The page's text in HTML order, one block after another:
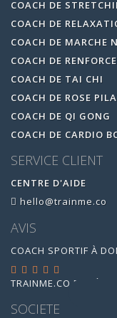
COACH DE
COACH DE
COACH DE MARCHE
COACH DE
COACH DE TAI CHI
COACH DE ROSE
COACH DE QI GONG
COACH DE CARDIO
SERVICE CLIENT
CENTRE D'AIDE
hello@trainme.co
AVIS
COACH SPORTIF À
TRAINME.CO EST
SOCIETE